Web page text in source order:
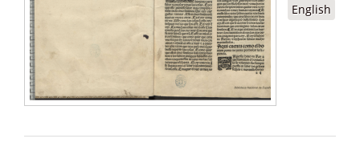
Bocados
English